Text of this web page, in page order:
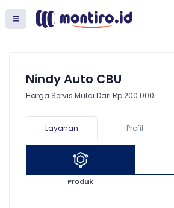
Nindy Auto CBU
Harga Servis Mulai Dari Rp 200.000
Layanan Profil
Produk